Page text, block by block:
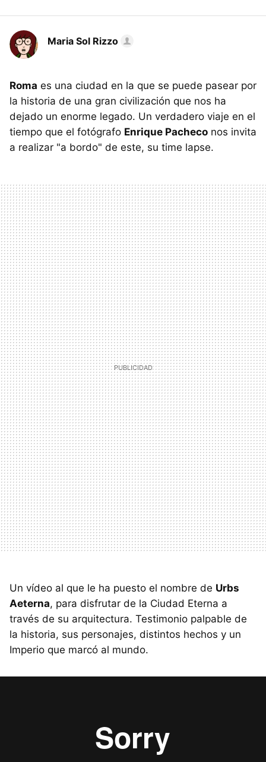
Maria Sol Rizzo
Roma es una ciudad en la que se puede pasear por
la historia de una gran civilización que nos ha
dejado un enorme legado. Un verdadero viaje en el
tiempo que el fotógrafo Enrique Pacheco nos invita
a realizar "a bordo" de este, su time lapse.
Un vídeo al que le ha puesto el nombre de Urbs
Aeterna, para disfrutar de la Ciudad Eterna a
través de su arquitectura. Testimonio palpable de
la historia, sus personajes, distintos hechos y un
Imperio que marcó al mundo.